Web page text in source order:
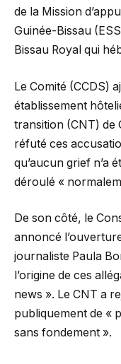
de la Mission
Guinée-Bissau
Bissau Royal qui
Le Comité (CCDS)
établissement
transition (CNT) de
réfuté ces
qu’aucun grief n’a
déroulé «
De son côté, le
annoncé
journaliste Paula
l’origine de ces
news ». Le CNT a
publiquement de «
sans fondement ».